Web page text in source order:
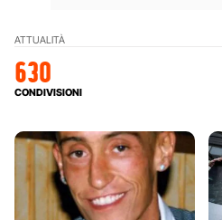
ATTUALITÀ
630
CONDIVISIONI